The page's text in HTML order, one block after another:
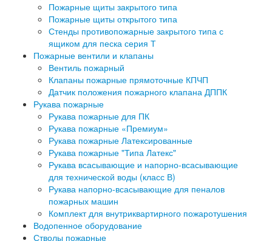
Пожарные щиты закрытого типа
Пожарные щиты открытого типа
Стенды противопожарные закрытого типа с
ящиком для песка серия Т
Пожарные вентили и клапаны
Вентиль пожарный
Клапаны пожарные прямоточные КПЧП
Датчик положения пожарного клапана ДППК
Рукава пожарные
Рукава пожарные для ПК
Рукава пожарные «Премиум»
Рукава пожарные Латексированные
Рукава пожарные "Типа Латекс"
Рукава всасывающие и напорно-всасывающие
для технической воды (класс В)
Рукава напорно-всасывающие для пеналов
пожарных машин
Комплект для внутриквартирного пожаротушения
Водопенное оборудование
Стволы пожарные